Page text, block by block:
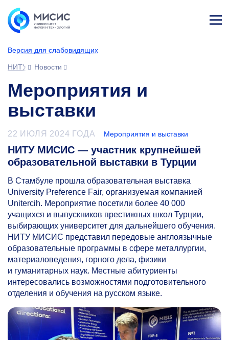
Версия для слабовидящих
НИТУ МИСИС
Новости
Мероприятия и
выставки
22 ИЮЛЯ 2024 ГОДА Мероприятия и выставки
НИТУ МИСИС — участник крупнейшей
образовательной выставки в Турции
В Стамбуле прошла образовательная выставка
University Preference Fair, организуемая компанией
Unitercih. Мероприятие посетили более 40 000
учащихся и выпускников престижных школ Турции,
выбирающих университет для дальнейшего обучения.
НИТУ МИСИС представил передовые англоязычные
образовательные программы в сфере металлургии,
материаловедения, горного дела, физики
и гуманитарных наук. Местные абитуриенты
интересовались возможностями подготовительного
отделения и обучения на русском языке.